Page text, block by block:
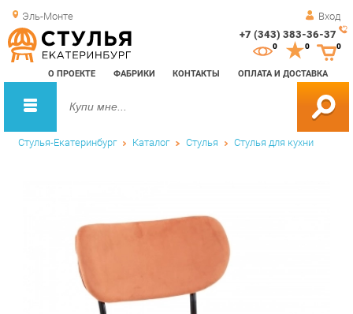
Эль-Монте Вход
+7 (343) 383-36-37
О ПРОЕКТЕ ФАБРИКИ КОНТАКТЫ ОПЛАТА И ДОСТАВКА
0 0
Стулья-Екатеринбург Каталог Стулья Стулья для кухни